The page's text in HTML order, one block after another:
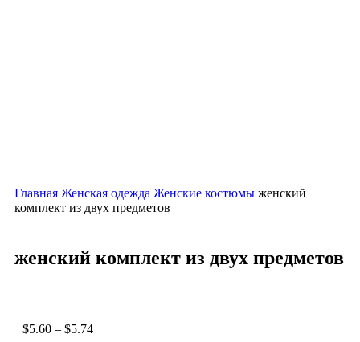
Главная Женская одежда Женские костюмы женский
комплект из двух предметов
женский комплект из двух предметов
$5.60 – $5.74